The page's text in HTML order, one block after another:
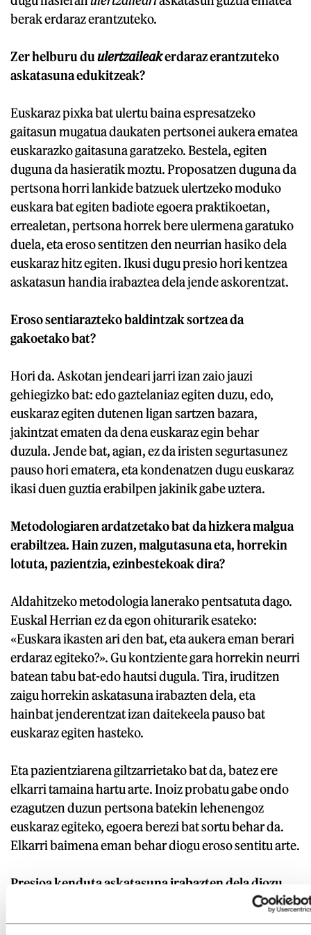
berak erdaraz erantzuteko.
Zer helburu duulertzaileakerdaraz erantzuteko
askatasuna edukitzeak?
Euskaraz pixka bat ulertu baina espresatzeko
gaitasun mugatua daukaten pertsonei aukera ematea
euskarazko gaitasuna garatzeko. Bestela, egiten
duguna da hasieratik moztu. Proposatzen duguna da
pertsona horri lankide batzuek ulertzeko moduko
euskara bat egiten badiote egoera praktikoetan,
errealetan, pertsona horrek bere ulermena garatuko
duela, eta eroso sentitzen den neurrian hasiko dela
euskaraz hitz egiten. Ikusi dugu presio hori kentzea
askatasun handia irabaztea dela jende askorentzat.
Eroso sentiarazteko baldintzak sortzea da
gakoetako bat?
Hori da. Askotan jendeari jarri izan zaio jauzi
gehiegizko bat: edo gaztelaniaz egiten duzu, edo,
euskaraz egiten dutenen ligan sartzen bazara,
jakintzat ematen da dena euskaraz egin behar
duzula. Jende bat, agian, ez da iristen segurtasunez
pauso hori ematera, eta kondenatzen dugu euskaraz
ikasi duen guztia erabilpen jakinik gabe uztera.
Metodologiaren ardatzetako bat da hizkera malgua
erabiltzea. Hain zuzen, malgutasuna eta, horrekin
lotuta, pazientzia, ezinbestekoak dira?
Aldahitzeko metodologia lanerako pentsatuta dago.
Euskal Herrian ez da egon ohiturarik esateko:
«Euskara ikasten ari den bat, eta aukera eman berari
erdaraz egiteko?». Gu kontziente gara horrekin neurri
batean tabu bat-edo hautsi dugula. Tira, iruditzen
zaigu horrekin askatasuna irabazten dela, eta
hainbat jenderentzat izan daitekeela pauso bat
euskaraz egiten hasteko.
Eta pazientziarena giltzarrietako bat da, batez ere
elkarri tamaina hartu arte. Inoiz probatu gabe ondo
ezagutzen duzun pertsona batekin lehenengoz
euskaraz egiteko, egoera berezi bat sortu behar da.
Elkarri baimena eman behar diogu eroso sentitu arte.
Presioa kenduta askatasuna irabazten dela diozu.
Etxealditik Euskaraldira egitasmoan antzeko
kontzeptu bat erabili dute: ariketa «itogarria» ez